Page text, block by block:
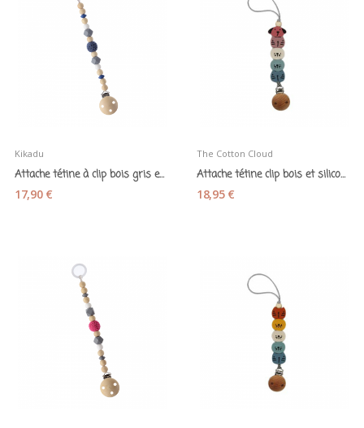
Kikadu
Attache tétine à clip bois gris et bleu marine...
17,90 €
The Cotton Cloud
Attache tétine clip bois et silicone "Zoo Chat...
18,95 €